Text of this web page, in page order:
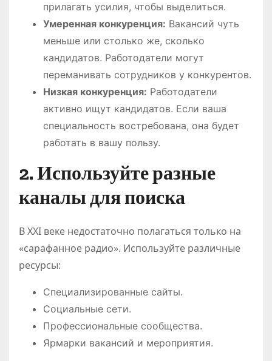
прилагать усилия, чтобы выделиться.
Умеренная конкуренция: Вакансий чуть
меньше или столько же, сколько
кандидатов. Работодатели могут
переманивать сотрудников у конкурентов.
Низкая конкуренция: Работодатели
активно ищут кандидатов. Если ваша
специальность востребована, она будет
работать в вашу пользу.
2. Используйте разные
каналы для поиска
В XXI веке недостаточно полагаться только на
«сарафанное радио». Используйте различные
ресурсы:
Специализированные сайты.
Социальные сети.
Профессиональные сообщества.
Ярмарки вакансий и мероприятия.